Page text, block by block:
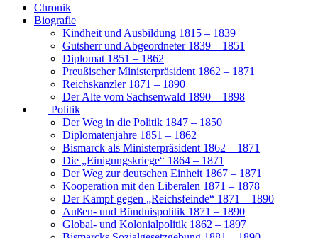
Chronik
Biografie
Kindheit und Ausbildung 1815 – 1839
Gutsherr und Abgeordneter 1839 – 1851
Diplomat 1851 – 1862
Preußischer Ministerpräsident 1862 – 1871
Reichskanzler 1871 – 1890
Der Alte vom Sachsenwald 1890 – 1898
Politik
Der Weg in die Politik 1847 – 1850
Diplomatenjahre 1851 – 1862
Bismarck als Ministerpräsident 1862 – 1871
Die „Einigungskriege“ 1864 – 1871
Der Weg zur deutschen Einheit 1867 – 1871
Kooperation mit den Liberalen 1871 – 1878
Der Kampf gegen „Reichsfeinde“ 1871 – 1890
Außen- und Bündnispolitik 1871 – 1890
Global- und Kolonialpolitik 1862 – 1897